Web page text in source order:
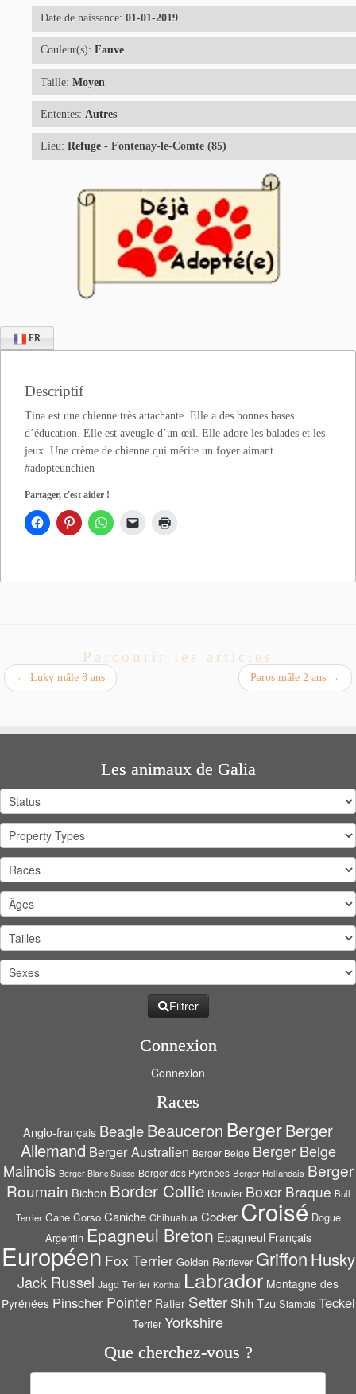
Date de naissance: 01-01-2019
Couleur(s):Fauve
Taille:Moyen
Ententes: Autres
Lieu: Refuge - Fontenay-le-Comte (85)
FR
Descriptif
Tina est une chienne très attachante. Elle a des bonnes bases
d’éducation. Elle est aveugle d’un œil. Elle adore les balades et les
jeux. Une crème de chienne qui mérite un foyer aimant.
#adopteunchien
Partager, c'est aider !
Parcourir les articles
← Luky mâle 8 ans Paros mâle 2 ans →
Les animaux de Galia
Filtrer
Connexion
Connexion
Races
Anglo-français BeagleBeauceron BergerBerger
Allemand Berger Australien Berger Belge Berger Belge
Malinois Berger Blanc Suisse Berger des Pyrénées Berger Hollandais Berger
Roumain Bichon Border Collie Bouvier Boxer Braque Bull
Terrier Cane Corso Caniche Chihuahua Cocker Croisé Dogue
Argentin Epagneul Breton Epagneul Français
Européen Fox Terrier Golden Retriever Griffon Husky
Jack Russel Jagd Terrier Korthal Labrador Montagne des
Pyrénées Pinscher Pointer Ratier Setter Shih Tzu Siamois Teckel
Terrier Yorkshire
Que cherchez-vous ?